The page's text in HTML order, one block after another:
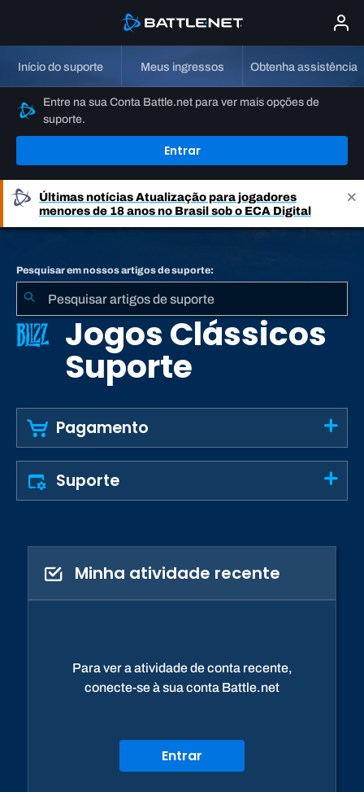
Início do suporte Meus ingressos Obtenha assistência
Entre na sua Conta Battle.net para ver mais opções de
suporte.
Entrar
Últimas notíciasAtualização para jogadores
menores de 18 anos no Brasil sob o ECA Digital
Pesquisar em nossos artigos de suporte:
Jogos Clássicos
Suporte
Pagamento
Suporte
Minha atividade recente
Para ver a atividade de conta recente,
conecte-se à sua conta Battle.net
Entrar